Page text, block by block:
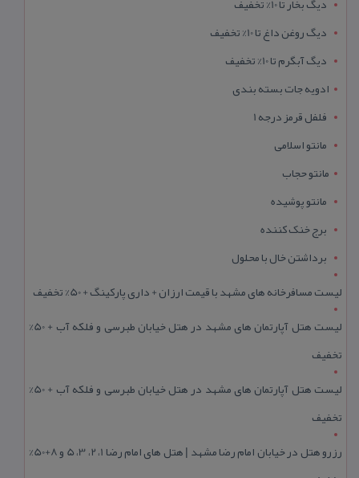
دیگ روغن داغ تا 10% تخفیف
دیگ آبگرم تا 10% تخفیف
ادویه جات بسته بندی
فلفل قرمز درجه 1
مانتو اسلامی
مانتو حجاب
مانتو پوشیده
برج خنک کننده
برداشتن خال با محلول
لیست مسافرخانه های مشهد با قیمت ارزان + داری پارکینگ + 50% تخفیف
لیست هتل آپارتمان های مشهد در هتل خیابان طبرسی و فلکه آب + 50%
تخفیف
لیست هتل آپارتمان های مشهد در هتل خیابان طبرسی و فلکه آب + 50%
تخفیف
رزرو هتل در خیابان امام رضا مشهد | هتل‌ های امام رضا 1، 2، 3، 5 و 8+50%